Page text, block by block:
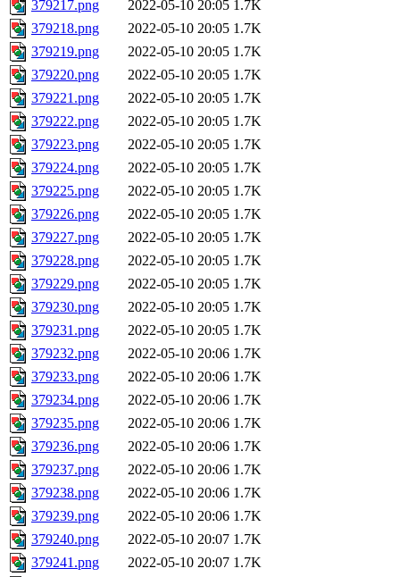
379217.png 2022-05-10 20:05 1.7K
379218.png
2022-05-10 20:05 1.7K
379219.png
2022-05-10 20:05 1.7K
379220.png
2022-05-10 20:05 1.7K
379221.png
2022-05-10 20:05 1.7K
379222.png
2022-05-10 20:05 1.7K
379223.png
2022-05-10 20:05 1.7K
379224.png
2022-05-10 20:05 1.7K
379225.png
2022-05-10 20:05 1.7K
379226.png
2022-05-10 20:05 1.7K
379227.png
2022-05-10 20:05 1.7K
379228.png
2022-05-10 20:05 1.7K
379229.png
2022-05-10 20:05 1.7K
379230.png
2022-05-10 20:05 1.7K
379231.png
2022-05-10 20:05 1.7K
379232.png
2022-05-10 20:06 1.7K
379233.png
2022-05-10 20:06 1.7K
379234.png
2022-05-10 20:06 1.7K
379235.png
2022-05-10 20:06 1.7K
379236.png
2022-05-10 20:06 1.7K
379237.png
2022-05-10 20:06 1.7K
379238.png
2022-05-10 20:06 1.7K
379239.png
2022-05-10 20:06 1.7K
379240.png
2022-05-10 20:07 1.7K
379241.png
2022-05-10 20:07 1.7K